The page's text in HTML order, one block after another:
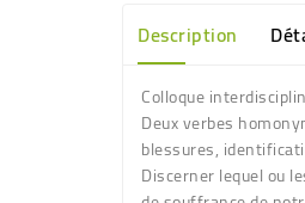
Description
Colloque
Deux verbes
blessures,
Discerner lequel ou